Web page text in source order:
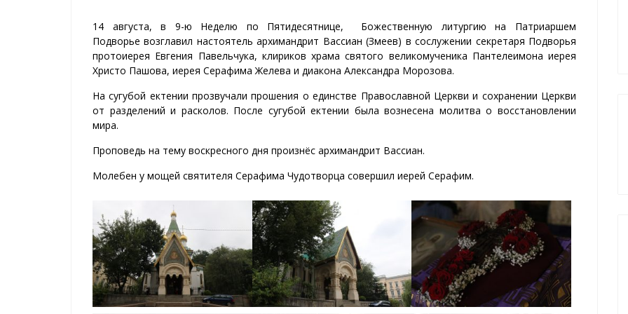
14 августа, в 9-ю Неделю по Пятидесятнице, Божественную литургию на Патриаршем
Подворье возглавил настоятель архимандрит Вассиан (Змеев) в сослужении секретаря Подворья
протоиерея Евгения Павельчука, клириков храма святого великомученика Пантелеимона иерея
Христо Пашова, иерея Серафима Желева и диакона Александра Морозова.
На сугубой ектении прозвучали прошения о единстве Православной Церкви и сохранении Церкви
от разделений и расколов. После сугубой ектении была вознесена молитва о восстановлении
мира.
Проповедь на тему воскресного дня произнёс архимандрит Вассиан.
Молебен у мощей святителя Серафима Чудотворца совершил иерей Серафим.